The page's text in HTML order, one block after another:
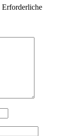
Erforderliche